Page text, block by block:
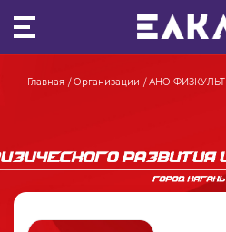
КОНКУРСЫ
ОРГАНИЗАЦИИ
Главная Организации АНО ФИЗКУЛЬТ